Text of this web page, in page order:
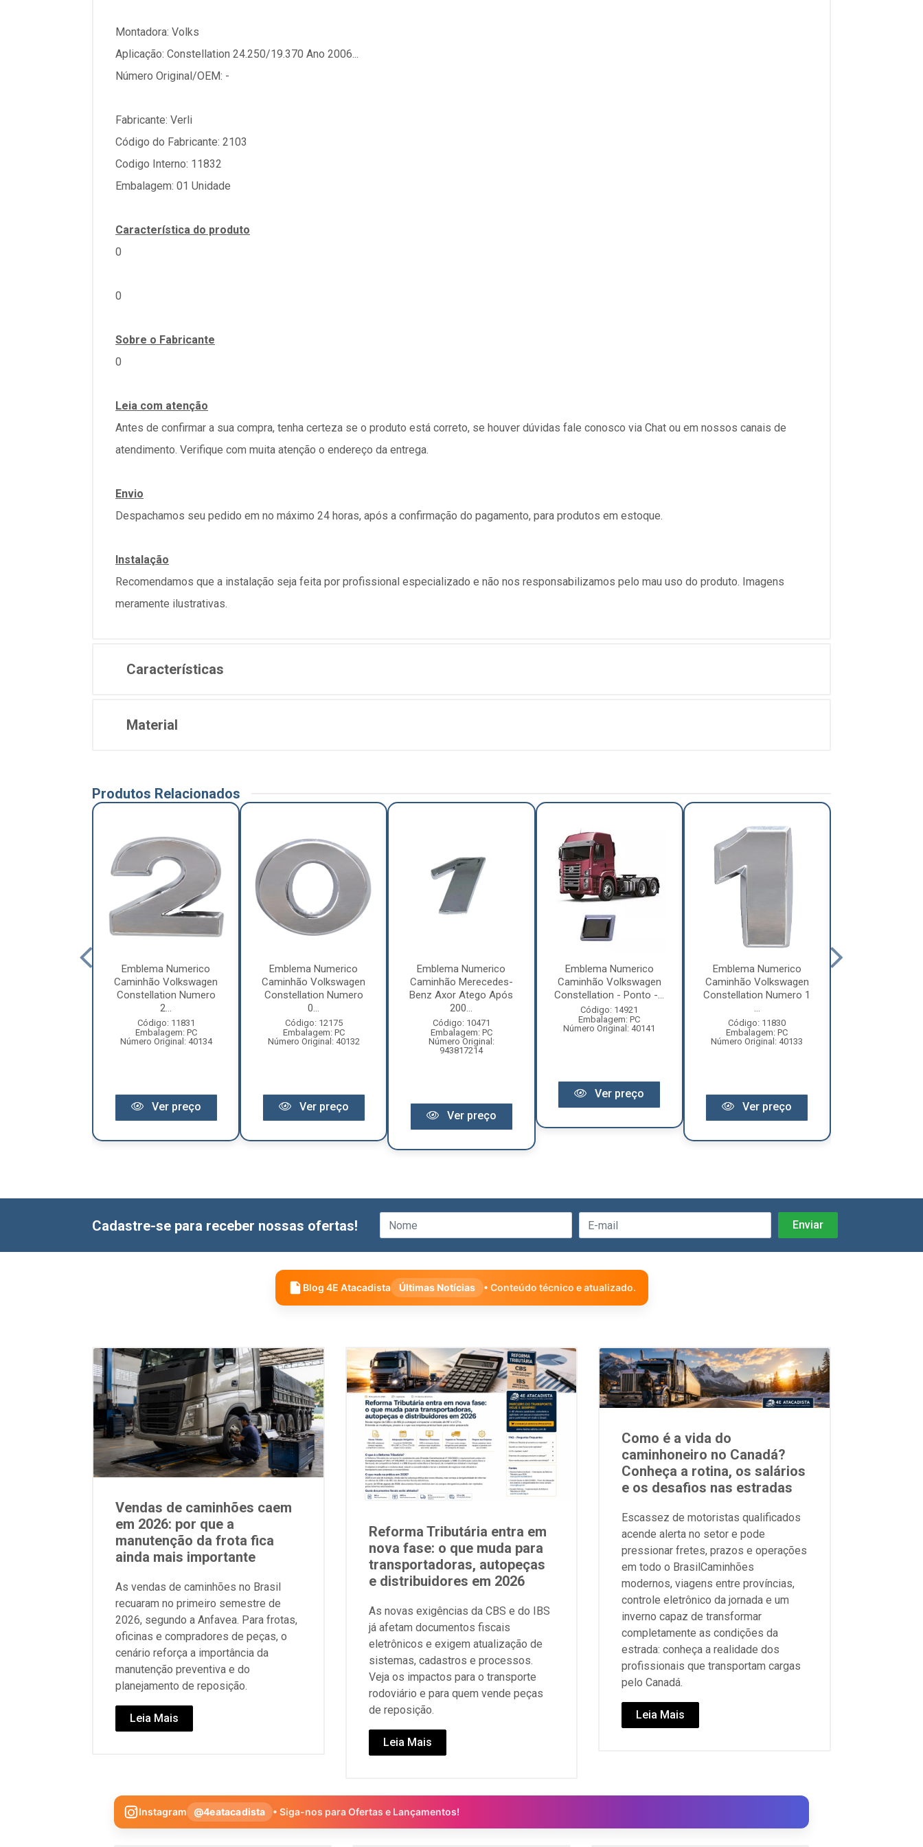
Montadora: Volks
Aplicação: Constellation 24.250/19.370 Ano 2006...
Número Original/OEM: -
Fabricante: Verli
Código do Fabricante: 2103
Codigo Interno: 11832
Embalagem: 01 Unidade
Característica do produto
0
0
Sobre o Fabricante
0
Leia com atenção
Antes de confirmar a sua compra, tenha certeza se o produto está correto, se houver dúvidas fale conosco via Chat ou em nossos canais de
atendimento. Verifique com muita atenção o endereço da entrega.
Envio
Despachamos seu pedido em no máximo 24 horas, após a confirmação do pagamento, para produtos em estoque.
Instalação
Recomendamos que a instalação seja feita por profissional especializado e não nos responsabilizamos pelo mau uso do produto. Imagens
meramente ilustrativas.
Características
Material
Produtos Relacionados
Emblema Numerico
Caminhão Volkswagen
Constellation Numero
2...
Código: 11831
Embalagem: PC
Número Original: 40134
Ver preço
Emblema Numerico
Caminhão Volkswagen
Constellation Numero
0...
Código: 12175
Embalagem: PC
Número Original: 40132
Ver preço
Emblema Numerico
Caminhão Merecedes-
Benz Axor Atego Após
200...
Código: 10471
Embalagem: PC
Número Original:
943817214
Ver preço
Emblema Numerico
Caminhão Volkswagen
Constellation - Ponto -...
Código: 14921
Embalagem: PC
Número Original: 40141
Ver preço
Emblema Numerico
Caminhão Volkswagen
Constellation Numero 1
...
Código: 11830
Embalagem: PC
Número Original: 40133
Ver preço
Cadastre-se para receber nossas ofertas!
Blog 4E Atacadista Últimas Notícias • Conteúdo técnico e atualizado.
Vendas de caminhões caem
em 2026: por que a
manutenção da frota fica
ainda mais importante
As vendas de caminhões no Brasil
recuaram no primeiro semestre de
2026, segundo a Anfavea. Para frotas,
oficinas e compradores de peças, o
cenário reforça a importância da
manutenção preventiva e do
planejamento de reposição.
Leia Mais
Reforma Tributária entra em
nova fase: o que muda para
transportadoras, autopeças
e distribuidores em 2026
As novas exigências da CBS e do IBS
já afetam documentos fiscais
eletrônicos e exigem atualização de
sistemas, cadastros e processos.
Veja os impactos para o transporte
rodoviário e para quem vende peças
de reposição.
Leia Mais
Como é a vida do
caminhoneiro no Canadá?
Conheça a rotina, os salários
e os desafios nas estradas
Escassez de motoristas qualificados
acende alerta no setor e pode
pressionar fretes, prazos e operações
em todo o BrasilCaminhões
modernos, viagens entre províncias,
controle eletrônico da jornada e um
inverno capaz de transformar
completamente as condições da
estrada: conheça a realidade dos
profissionais que transportam cargas
pelo Canadá.
Leia Mais
Instagram @4eatacadista • Siga-nos para Ofertas e Lançamentos!